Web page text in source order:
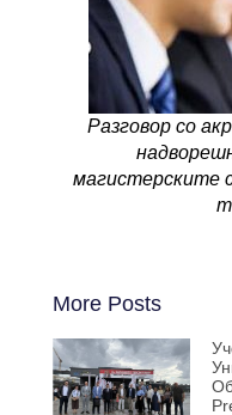
Разговор со
магистерските
More Posts